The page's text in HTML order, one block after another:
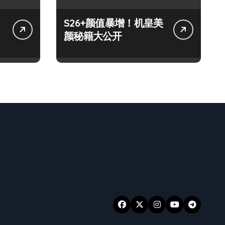
S26+颜值暴增！机皇美
颜秘籍大公开